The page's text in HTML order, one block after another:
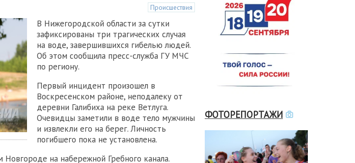
Происшествия
В Нижегородской области за сутки
зафиксированы три трагических случая
на воде, завершившихся гибелью людей.
Об этом сообщила пресс-служба ГУ МЧС
по региону.
Первый инцидент произошел в
Воскресенском районе, неподалеку от
деревни Галибиха на реке Ветлуга.
Очевидцы заметили в воде тело мужчины
и извлекли его на берег. Личность
погибшего пока не установлена.
на набережной Гребного канала.
ФОТОРЕПОРТАЖИ